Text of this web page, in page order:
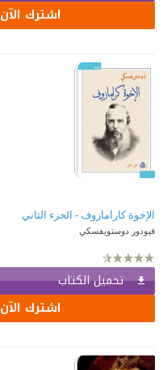
اشترك الآن
الإخوة كارامازوف - الجزء الثاني
فيودور دوستويفسكي
تحميل الكتاب
اشترك الآن